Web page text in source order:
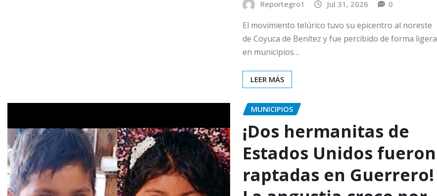
Reportegro1 Jul 31, 2026 0
El movimiento telúrico tuvo su epicentro al noreste
de Coyuca de Benítez y fue percibido de forma ligera
en municipios…
LEER MÁS
MUNICIPIOS
¡Dos hermanitas de
Estados Unidos fueron
raptadas en Guerrero!